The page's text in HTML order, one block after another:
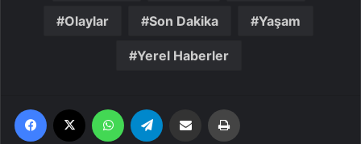
Olaylar Son Dakika Yaşam
Yerel Haberler
Facebook WhatsApp Email'den paylaş